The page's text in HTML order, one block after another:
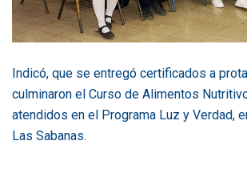
Indicó, que se entregó certificados a
culminaron el Curso de Alimentos
atendidos en el Programa Luz y Verdad,
Las Sabanas.